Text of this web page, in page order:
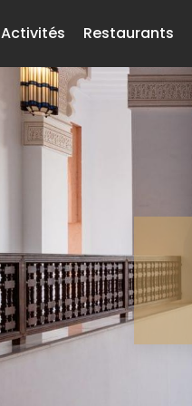
Activités Restaurants